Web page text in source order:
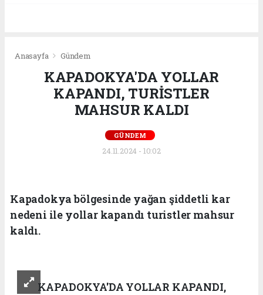
Anasayfa Gündem
KAPADOKYA'DA YOLLAR
KAPANDI, TURİSTLER
MAHSUR KALDI
GÜNDEM
24.11.2024 - 10:02
Kapadokya bölgesinde yağan şiddetli kar
nedeni ile yollar kapandı turistler mahsur
kaldı.
KAPADOKYA'DA YOLLAR KAPANDI,